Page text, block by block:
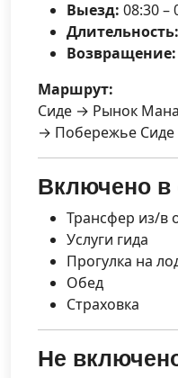
Выезд: 08:30 –
Длительность:
Возвращение:
Маршрут:
Сиде → Рынок
→ Побережье
Включено в
Трансфер из/в
Услуги гида
Прогулка на
Обед
Страховка
Не